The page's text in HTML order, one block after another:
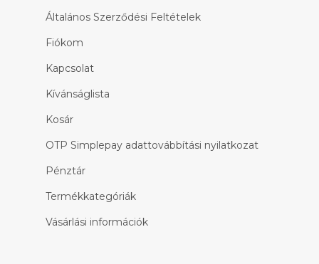
Általános Szerződési Feltételek
Fiókom
Kapcsolat
Kívánságlista
Kosár
OTP Simplepay adattovábbítási nyilatkozat
Pénztár
Termékkategóriák
Vásárlási információk